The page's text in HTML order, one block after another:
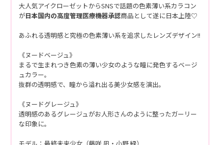
大人気アイクローゼットからSNSで話題の色素薄い系カラコン
が日本国内の高度管理医療機器承認商品として遂に日本上陸♡
あふれる透明感と究極の色素薄い系を追求したレンズデザイン!!
《ヌードベージュ》
まるで生まれつき色素の薄い少女のような瞳に発色するベージ
ュカラー。
抜群の透明感で、瞳から溢れ出る美少女感を演出。
《ヌードグレージュ》
透明感のあるグレージュがお人形さんのように整ったガーリー
な印象に。
モデル：最終未来少女（藤咲 凪・小野 緑）